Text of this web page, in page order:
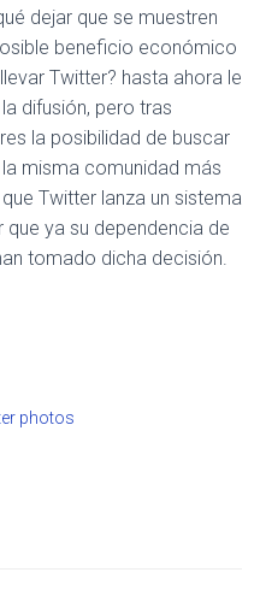
dejar que se muestren
beneficio económico
Twitter? hasta ahora le
difusión, pero tras
la posibilidad de buscar
misma comunidad más
Twitter lanza un sistema
ya su dependencia de
tomado dicha decisión.
photos